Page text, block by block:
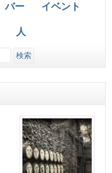
バー イベント
人